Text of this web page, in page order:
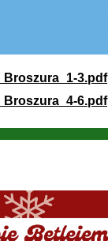
3.pdf
6.pdf